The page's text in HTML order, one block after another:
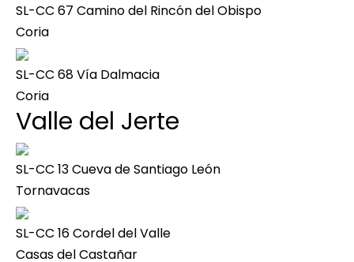
SL-CC 67 Camino del Rincón del Obispo
Coria
SL-CC 68 Vía Dalmacia
Coria
Valle del Jerte
SL-CC 13 Cueva de Santiago León
Tornavacas
SL-CC 16 Cordel del Valle
Casas del Castañar